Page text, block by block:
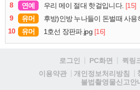
8
연예 우리 메이 절대 핫걸입니다. [15]
9
유머 후방)인방 누나들이 돈벌때 사용하는
10
유머 1호선 장판파.jpg [16]
로그인 PC화면 퀵링
이용약관
개인정보처리방침
불법촬영물신고안